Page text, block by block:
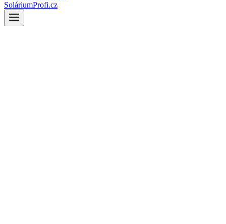
SoláriumProfi.cz